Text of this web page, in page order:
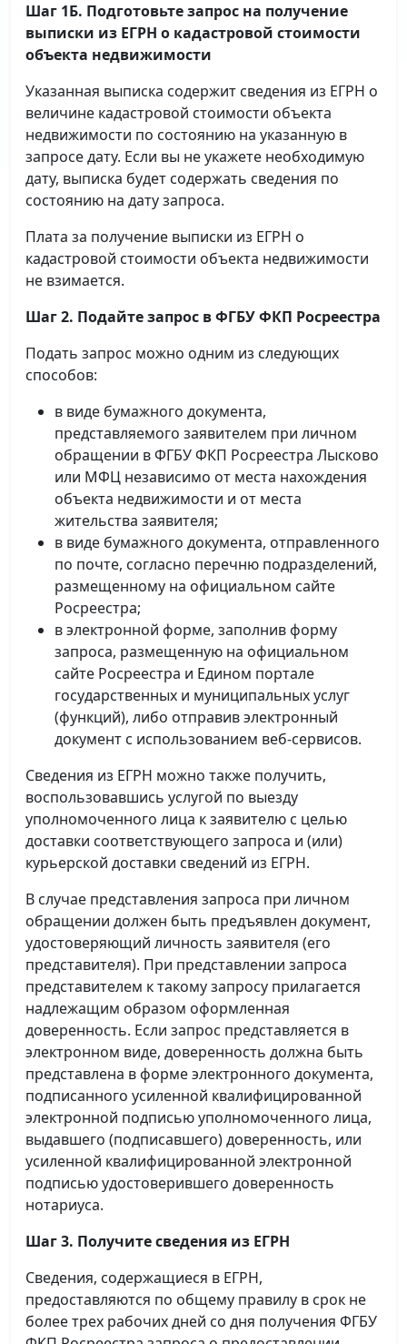
Шаг 1Б. Подготовьте запрос на получение
выписки из ЕГРН о кадастровой стоимости
объекта недвижимости
Указанная выписка содержит сведения из ЕГРН о
величине кадастровой стоимости объекта
недвижимости по состоянию на указанную в
запросе дату. Если вы не укажете необходимую
дату, выписка будет содержать сведения по
состоянию на дату запроса.
Плата за получение выписки из ЕГРН о
кадастровой стоимости объекта недвижимости
не взимается.
Шаг 2. Подайте запрос в ФГБУ ФКП Росреестра
Подать запрос можно одним из следующих
способов:
в виде бумажного документа,
представляемого заявителем при личном
обращении в ФГБУ ФКП Росреестра Лысково
или МФЦ независимо от места нахождения
объекта недвижимости и от места
жительства заявителя;
в виде бумажного документа, отправленного
по почте, согласно перечню подразделений,
размещенному на официальном сайте
Росреестра;
в электронной форме, заполнив форму
запроса, размещенную на официальном
сайте Росреестра и Едином портале
государственных и муниципальных услуг
(функций), либо отправив электронный
документ с использованием веб-сервисов.
Сведения из ЕГРН можно также получить,
воспользовавшись услугой по выезду
уполномоченного лица к заявителю с целью
доставки соответствующего запроса и (или)
курьерской доставки сведений из ЕГРН.
В случае представления запроса при личном
обращении должен быть предъявлен документ,
удостоверяющий личность заявителя (его
представителя). При представлении запроса
представителем к такому запросу прилагается
надлежащим образом оформленная
доверенность. Если запрос представляется в
электронном виде, доверенность должна быть
представлена в форме электронного документа,
подписанного усиленной квалифицированной
электронной подписью уполномоченного лица,
выдавшего (подписавшего) доверенность, или
усиленной квалифицированной электронной
подписью удостоверившего доверенность
нотариуса.
Шаг 3. Получите сведения из ЕГРН
Сведения, содержащиеся в ЕГРН,
предоставляются по общему правилу в срок не
более трех рабочих дней со дня получения ФГБУ